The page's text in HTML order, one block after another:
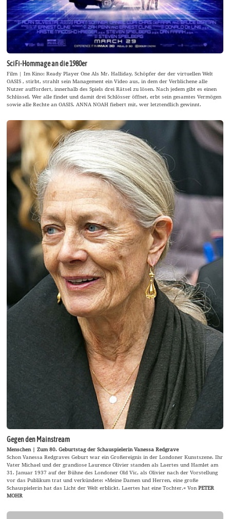
SciFi-Hommage an die 1980er
Film | Im Kino: Ready Player One Als Mr. Halliday, Schöpfer der der virtuellen Welt
OASIS , stirbt, strahlt sein Management ein Video aus, in dem der Verblichene alle
Nutzer auffordert, innerhalb des Spiels drei Rätsel zu lösen. Nach jedem gibt es einen
Schlüssel. Wer alle findet und damit drei Schlösser öffnet, erbt sein gesamtes Vermögen
sowie alle Rechte an OASIS. ANNA NOAH fiebert mit, wer letztendlich gewinnt.
Gegen den Mainstream
Menschen | Zum 80. Geburtstag der Schauspielerin Vanessa Redgrave
Schon Vanessa Redgraves Geburt war ein Großereignis in der Londoner Kunstszene. Ihr
Vater Michael und der grandiose Laurence Olivier standen als Laertes und Hamlet am
31. Januar 1937 auf der Bühne des Londoner Old Vic, als Olivier nach der Vorstellung
vor das Publikum trat und verkündete: »Meine Damen und Herren, eine große
Schauspielerin hat das Licht der Welt erblickt. Laertes hat eine Tochter.« VonPETER
MOHR